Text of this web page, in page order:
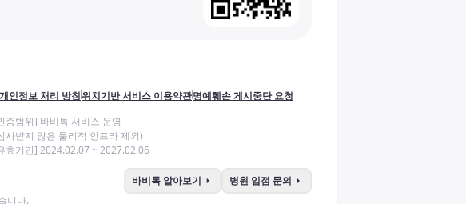
개인정보 처리 방침위치기반 서비스 이용약관명예훼손 게시중단 요청
증범위] 바비톡 서비스 운영
사받지 않은 물리적 인프라 제외)
효기간] 2024.02.07 ~ 2027.02.06
바비톡 알아보기 arrow_right 병원 입점 문의 arrow_right
니다.